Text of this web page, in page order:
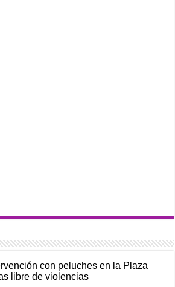
con peluches en la Plaza
libre de violencias